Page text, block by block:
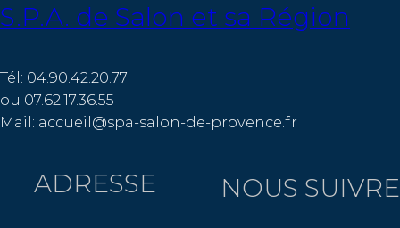
S.P.A. de Salon et sa Région
Tél: 04.90.42.20.77
ou 07.62.17.36.55
Mail: accueil@spa-salon-de-provence.fr
ADRESSE NOUS SUIVRE